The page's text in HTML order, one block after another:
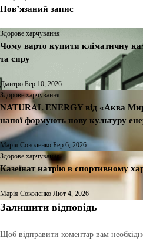
Пов’язаний запис
Здорове харчування
Чому варто купити кліматичну
та сиру
Дмитро Бер 10, 2026
Здорове харчування
NATURAL ENERGY від «Аква
напої формують нову культуру
Марія Соколенко Бер 6, 2026
Здорове харчування
Казеїнат натрію в спортивному
Марія Соколенко Лют 4, 2026
Залишити відповідь
Щоб відправити коментар вам